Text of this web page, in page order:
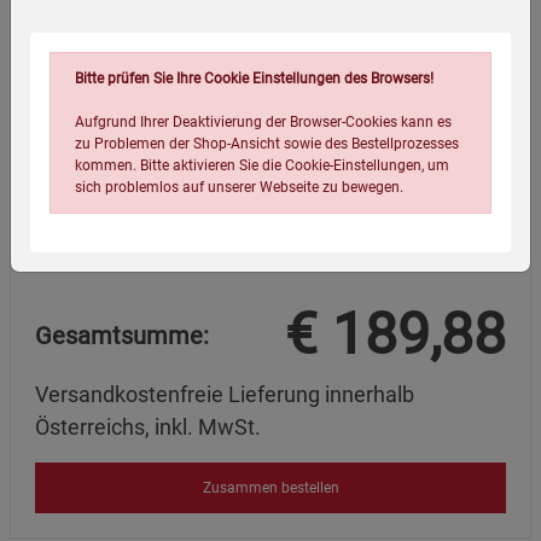
79,99 €
Hinweise
=
Gesamtsumme: € 189,88
Versandkostenfreie Lieferung innerhalb
Österreichs, inkl. MwSt.
Zusammen bestellen
Bitte prüfen Sie Ihre Cookie Einstellungen des Browsers!
Aufgrund Ihrer Deaktivierung der Browser-Cookies kann es
zu Problemen der Shop-Ansicht sowie des Bestellprozesses
kommen. Bitte aktivieren Sie die Cookie-Einstellungen, um
sich problemlos auf unserer Webseite zu bewegen.
Einstellungen speichern für die GruppeEinstellungen speichern für die Gruppe
Einstellungen speichern für die Gruppe